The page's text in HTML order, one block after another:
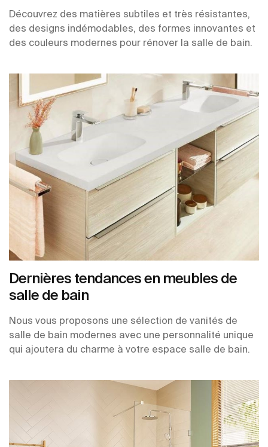
Découvrez des matières subtiles et très résistantes,
des designs indémodables, des formes innovantes et
des couleurs modernes pour rénover la salle de bain.
Dernières tendances en meubles de
salle de bain
Nous vous proposons une sélection de vanités de
salle de bain modernes avec une personnalité unique
qui ajoutera du charme à votre espace salle de bain.